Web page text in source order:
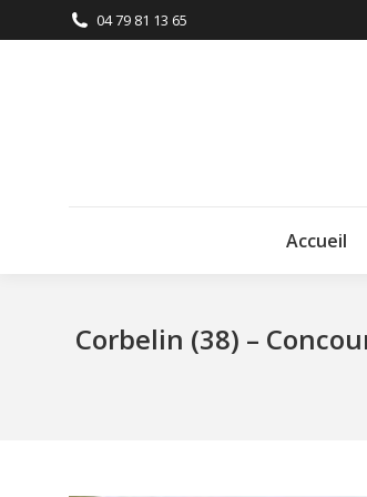
04 79 81 13 65
Accueil
Corbelin (38) –